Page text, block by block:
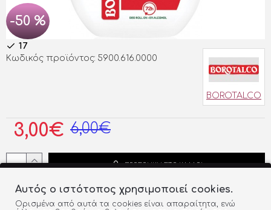
-50 %
3,00€ 6,00€
17
Κωδικός προϊόντος: 5900.616.0000
BOROTALCO
ΠΡΟΣΘΉΚΗ ΣΤΗ ΛΊΣΤΑ ΣΎΓΚΡΙΣΗ
Αυτός ο ιστότοπος χρησιμοποιεί cookies.
Ορισμένα από αυτά τα cookies είναι απαραίτητα, ενώ